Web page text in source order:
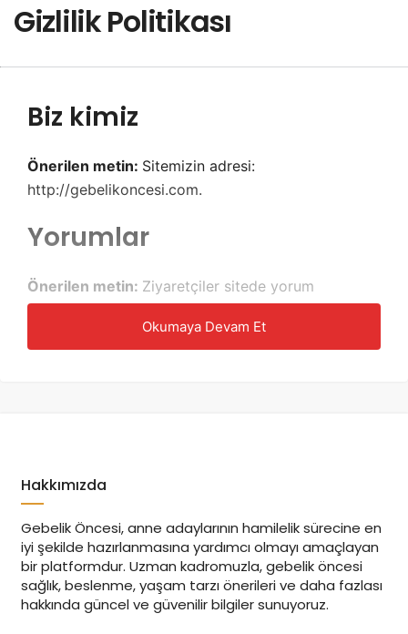
Gizlilik Politikası
Biz kimiz
Önerilen metin: Sitemizin adresi:
http://gebelikoncesi.com.
Yorumlar
Önerilen metin: Ziyaretçiler sitede yorum
yaptığında, yorum formunda görüntülenen verilerin
yanında istenmeyen yorumların algılanmasına
adlandırılır) gönderilebilir. Gravatar hizmetinin
gizlilik ilkesi şu adreste bulunabilir:
https://automattic.com/privacy/. Yorumunuzun
onaylanmasından sonra profil görseliniz
yorumunuzla birlikte herkese görüntülenir.
Okumaya Devam Et
Hakkımızda
Gebelik Öncesi, anne adaylarının hamilelik sürecine en
iyi şekilde hazırlanmasına yardımcı olmayı amaçlayan
bir platformdur. Uzman kadromuzla, gebelik öncesi
sağlık, beslenme, yaşam tarzı önerileri ve daha fazlası
hakkında güncel ve güvenilir bilgiler sunuyoruz.